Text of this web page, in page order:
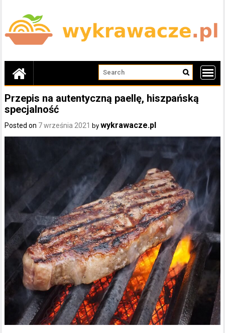
content
Przepis na autentyczną paellę, hiszpańską
specjalność
Posted on 7 września 2021 bywykrawacze.pl